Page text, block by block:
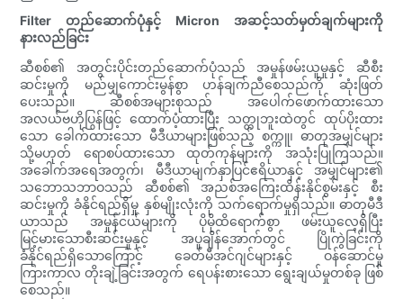
Filter တည်ဆောက်ပုံနှင့် Micron အဆင့်သတ်မှတ်ချက်များကို
နားလည်ခြင်း
ဆီစစ်၏ အတွင်းပိုင်းတည်ဆောက်ပုံသည် အမှုန်ဖမ်းယူမှုနှင့် ဆီစီး
ဆင်းမှုကို မည်မျှကောင်းမွန်စွာ ဟန်ချက်ညီစေသည်ကို ဆုံးဖြတ်
ပေးသည်။ ဆီစစ်အများစုသည် အပေါက်ဖောက်ထားသော
အလယ်ဗဟိုပြွန်ဖြင့် ထောက်ပံ့ထားပြီး သတ္တုဘူးထဲတွင် ထုပ်ပိုးထား
သော ခေါက်ထားသော မီဒီယာများဖြစ်သည့် စက္ကူ၊ ဓာတုအမျှင်များ
သို့မဟုတ် ရောစပ်ထားသော ထုတ်ကုန်များကို အသုံးပြုကြသည်။
အခေါက်အရေအတွက်၊ မီဒီယာမျက်နှာပြင်ဧရိယာနှင့် အမျှင်များ၏
သဘောသဘာဝသည် ဆီစစ်၏ အညစ်အကြေးထိန်းနိုင်စွမ်းနှင့် စီး
ဆင်းမှုကို ခံနိုင်ရည်ရှိမှု နှစ်မျိုးလုံးကို သက်ရောက်မှုရှိသည်။ ဓာတုမီဒီ
ယာသည် အမှုန်ငယ်များကို ပိုမိုထိရောက်စွာ ဖမ်းယူလေ့ရှိပြီး
မြင့်မားသောစီးဆင်းမှုနှင့် အပူချိန်အောက်တွင် ပြိုကွဲခြင်းကို
ခံနိုင်ရည်ရှိသောကြောင့် ခေတ်မီအင်ဂျင်များနှင့် ဝန်ဆောင်မှု
ကြားကာလ တိုးချဲ့ခြင်းအတွက် ရေပန်းစားသော ရွေးချယ်မှုတစ်ခု ဖြစ်
စေသည်။